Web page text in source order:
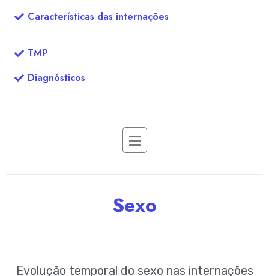
Características das internações
TMP
Diagnósticos
Sexo
Evolução temporal do sexo nas internações